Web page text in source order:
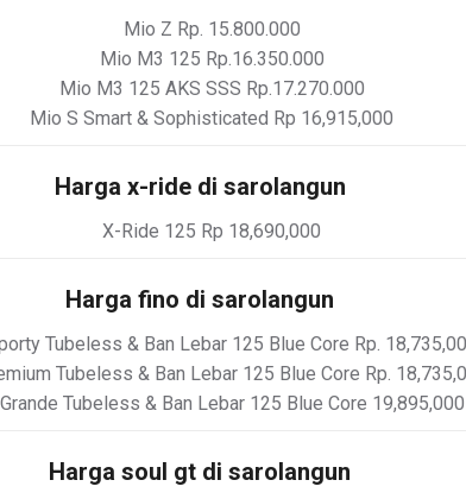
Mio Z Rp. 15.800.000
Mio M3 125 Rp.16.350.000
Mio M3 125 AKS SSS Rp.17.270.000
Mio S Smart & Sophisticated Rp 16,915,000
Harga x-ride di sarolangun
X-Ride 125 Rp 18,690,000
Harga fino di sarolangun
Tubeless & Ban Lebar 125 Blue Core Rp.
Tubeless & Ban Lebar 125 Blue Core Rp.
Tubeless & Ban Lebar 125 Blue Core 19,895,000
Harga soul gt di sarolangun